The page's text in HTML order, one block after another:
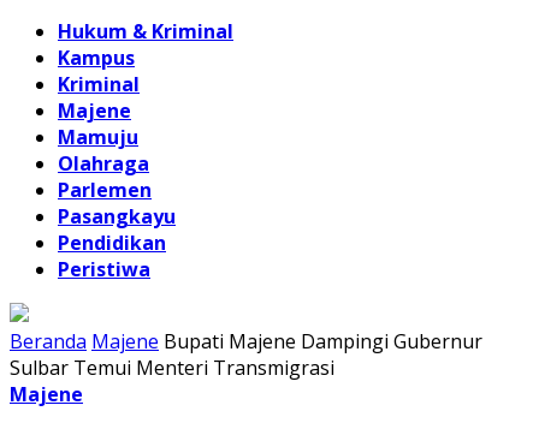
Hukum & Kriminal
Kampus
Kriminal
Majene
Mamuju
Olahraga
Parlemen
Pasangkayu
Pendidikan
Peristiwa
Beranda Majene Bupati Majene Dampingi Gubernur
Sulbar Temui Menteri Transmigrasi
Majene